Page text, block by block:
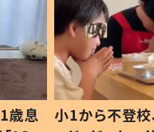
歳息
小1から不登校